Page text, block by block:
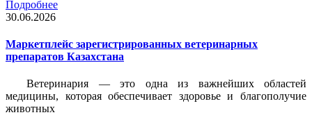
Подробнее
30.06.2026
Маркетплейс зарегистрированных ветеринарных
препаратов Казахстана
Ветеринария — это одна из важнейших областей
медицины, которая обеспечивает здоровье и благополучие
животных